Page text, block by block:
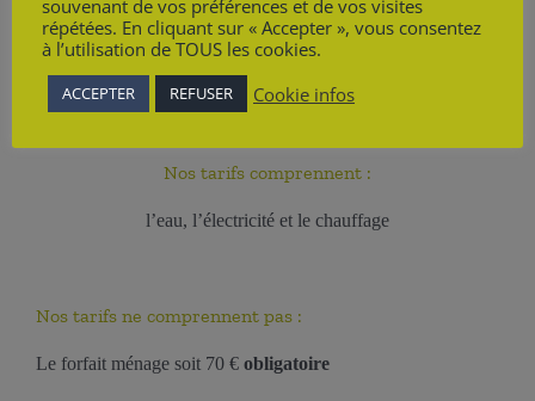
🌿 Moyenne saison (avril à décembre)
Week-
➕ Nuit supplémentaire
Nos tarifs comprennent :
l’eau, l’électricité et le chauffage
Nos tarifs ne comprennent pas :
Le forfait ménage soit 70 € obligatoire
souvenant de vos préférences et de vos visites
répétées. En cliquant sur « Accepter », vous consentez
à l’utilisation de TOUS les cookies.
ACCEPTER REFUSER Cookie infos